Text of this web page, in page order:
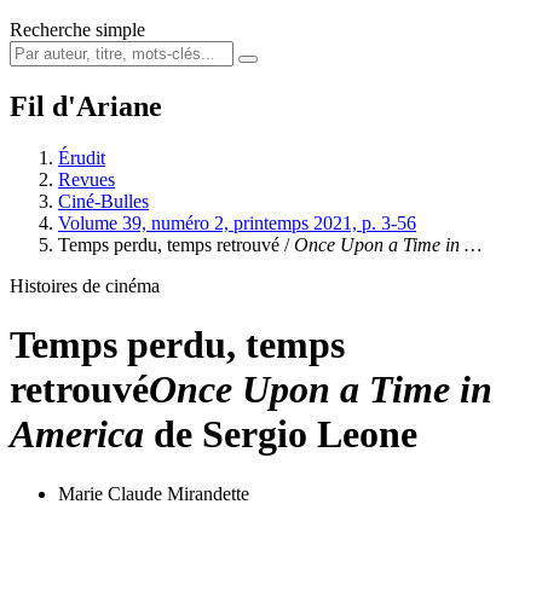
Recherche simple
Fil d'Ariane
Érudit
Revues
Ciné-Bulles
Volume 39, numéro 2, printemps 2021, p. 3-56
Temps perdu, temps retrouvé /Once Upon a Time in …
Histoires de cinéma
Temps perdu, temps
retrouvéOnce Upon a Time in
America de Sergio Leone
Marie Claude Mirandette